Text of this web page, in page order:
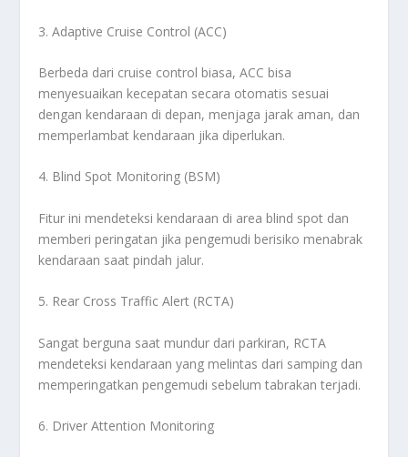
3. Adaptive Cruise Control (ACC)
Berbeda dari cruise control biasa, ACC bisa
menyesuaikan kecepatan secara otomatis sesuai
dengan kendaraan di depan, menjaga jarak aman, dan
memperlambat kendaraan jika diperlukan.
4. Blind Spot Monitoring (BSM)
Fitur ini mendeteksi kendaraan di area blind spot dan
memberi peringatan jika pengemudi berisiko menabrak
kendaraan saat pindah jalur.
5. Rear Cross Traffic Alert (RCTA)
Sangat berguna saat mundur dari parkiran, RCTA
mendeteksi kendaraan yang melintas dari samping dan
memperingatkan pengemudi sebelum tabrakan terjadi.
6. Driver Attention Monitoring